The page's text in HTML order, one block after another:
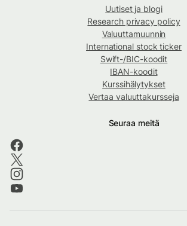
Uutiset ja blogi
Research privacy policy
Valuuttamuunnin
International stock ticker
Swift-/BIC-koodit
IBAN-koodit
Kurssihälytykset
Vertaa valuuttakursseja
Seuraa meitä